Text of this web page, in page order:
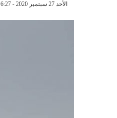
الأحد 27 سبتمبر 2020 - 6:27 مساءً